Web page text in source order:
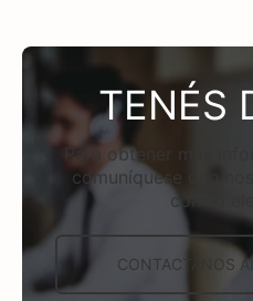
TENÉS
Para obtener más
comuníquese con
correo
CONTACTÁNOS